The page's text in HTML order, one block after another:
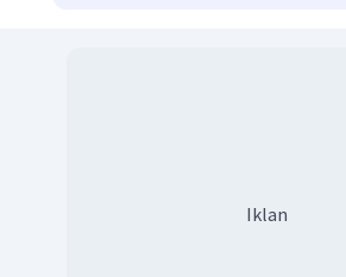
Iklan